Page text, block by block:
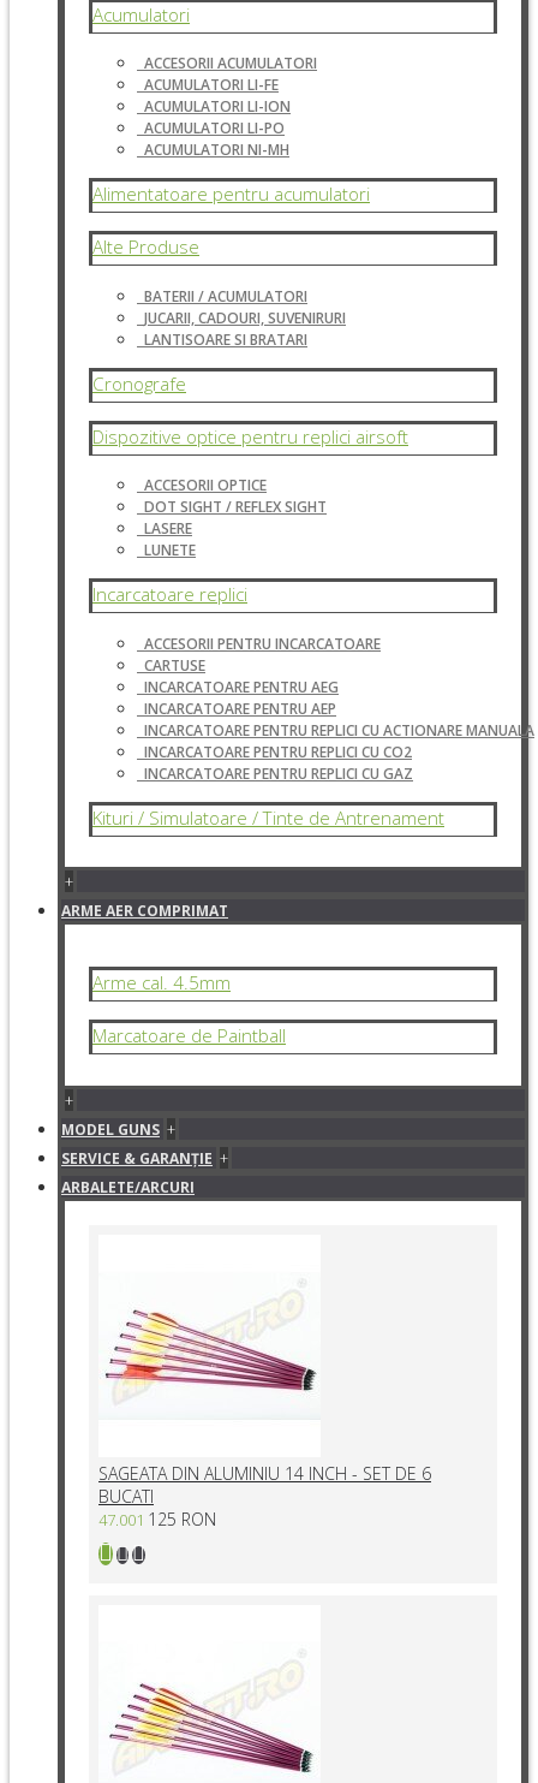
Acumulatori
ACCESORII ACUMULATORI
ACUMULATORI LI-FE
ACUMULATORI LI-ION
ACUMULATORI LI-PO
ACUMULATORI NI-MH
Alimentatoare pentru acumulatori
Alte Produse
BATERII / ACUMULATORI
JUCARII, CADOURI, SUVENIRURI
LANTISOARE SI BRATARI
Cronografe
Dispozitive optice pentru replici airsoft
ACCESORII OPTICE
DOT SIGHT / REFLEX SIGHT
LASERE
LUNETE
Incarcatoare replici
ACCESORII PENTRU INCARCATOARE
CARTUSE
INCARCATOARE PENTRU AEG
INCARCATOARE PENTRU AEP
INCARCATOARE PENTRU REPLICI CU ACTIONARE MANUALA
INCARCATOARE PENTRU REPLICI CU CO2
INCARCATOARE PENTRU REPLICI CU GAZ
Kituri / Simulatoare / Tinte de Antrenament
+
ARME AER COMPRIMAT
Arme cal. 4.5mm
Marcatoare de Paintball
+
MODEL GUNS +
SERVICE & GARANŢIE +
ARBALETE/ARCURI
SAGEATA DIN ALUMINIU 14 INCH - SET DE 6
BUCATI
47.001 125 RON